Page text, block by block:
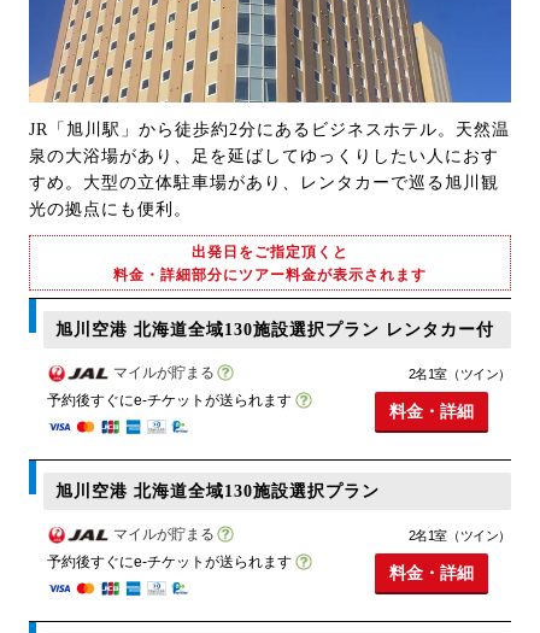
JR「旭川駅」から徒歩約2分にあるビジネスホテル。天然温
泉の大浴場があり、足を延ばしてゆっくりしたい人におす
すめ。大型の立体駐車場があり、レンタカーで巡る旭川観
光の拠点にも便利。
出発日をご指定頂くと
料金・詳細部分にツアー料金が表示されます
旭川空港 北海道全域130施設選択プラン レンタカー付
マイルが貯まる
予約後すぐにe-チケットが送られます
2名1室（ツイン）
料金・詳細
旭川空港 北海道全域130施設選択プラン
マイルが貯まる
予約後すぐにe-チケットが送られます
2名1室（ツイン）
料金・詳細